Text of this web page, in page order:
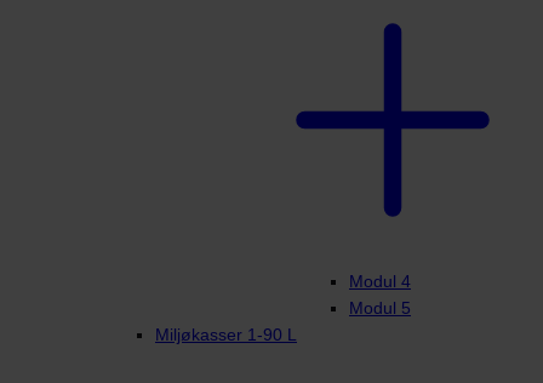
Modul 4
Modul 5
Miljøkasser 1-90 L